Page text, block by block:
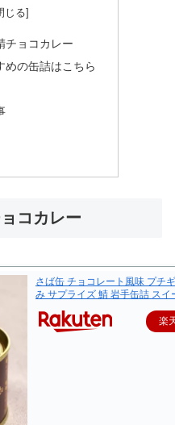
ョコカレー
めの缶詰はこちら
コカレー
さば缶 チョコレート風味 プチ
み サプライズ 鯖 岩手缶詰 スイ
楽